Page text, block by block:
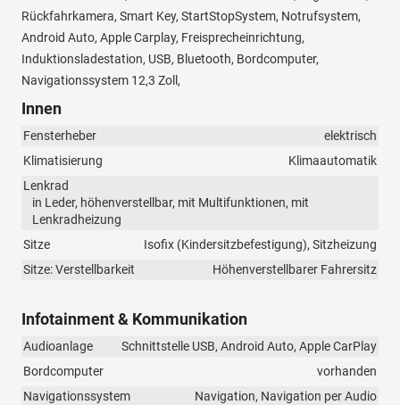
Rückfahrkamera, Smart Key, StartStopSystem, Notrufsystem,
Android Auto, Apple Carplay, Freisprecheinrichtung,
Induktionsladestation, USB, Bluetooth, Bordcomputer,
Navigationssystem 12,3 Zoll,
Innen
Fensterheber
elektrisch
Klimatisierung
Klimaautomatik
Lenkrad
in Leder, höhenverstellbar, mit Multifunktionen, mit
Lenkradheizung
Sitze
Isofix (Kindersitzbefestigung), Sitzheizung
Sitze: Verstellbarkeit
Höhenverstellbarer Fahrersitz
Infotainment & Kommunikation
Audioanlage
Schnittstelle USB, Android Auto, Apple CarPlay
Bordcomputer
vorhanden
Navigationssystem
Navigation, Navigation per Audio